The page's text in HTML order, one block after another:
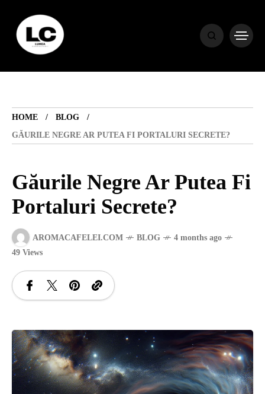
HOME
BLOG
GĂURILE NEGRE AR PUTEA FI PORTALURI SECRETE?
Găurile Negre Ar Putea Fi
Portaluri Secrete?
AROMACAFELEI.COM BLOG
4 months ago
49 Views
HOME
BLOG
HOROSCOP
ENGLISH
CONTENT
TRAVEL
SANATATE
SI
INGRIJIRE